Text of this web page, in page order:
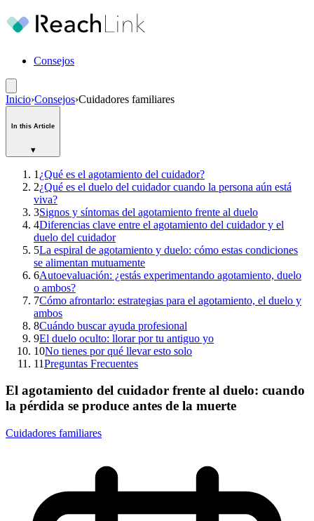
Consejos
Inicio›Consejos›Cuidadores familiares
In this Article
▾
1 ¿Qué es el agotamiento del cuidador?
2¿Qué es el duelo del cuidador cuando la persona aún está
viva?
3Signos y síntomas del agotamiento frente al duelo
4Diferencias clave entre el agotamiento del cuidador y el
duelo del cuidador
5La espiral de agotamiento y duelo: cómo estas condiciones
se alimentan mutuamente
6Autoevaluación: ¿estás experimentando agotamiento, duelo
o ambos?
7Cómo afrontarlo: estrategias para el agotamiento, el duelo y
ambos
8Cuándo buscar ayuda profesional
9El duelo oculto: llorar por tu antiguo yo
10No tienes por qué llevar esto solo
11Preguntas Frecuentes
El agotamiento del cuidador frente al duelo: cuando
la pérdida se produce antes de la muerte
Cuidadores familiares